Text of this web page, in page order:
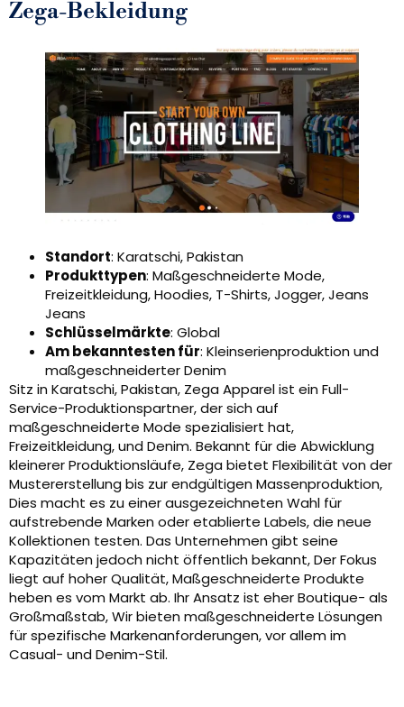
Zega-Bekleidung
Standort: Karatschi, Pakistan
Produkttypen: Maßgeschneiderte Mode,
Freizeitkleidung, Hoodies, T-Shirts, Jogger, Jeans
Jeans
Schlüsselmärkte: Global
Am bekanntesten für: Kleinserienproduktion und
maßgeschneiderter Denim
Sitz in Karatschi, Pakistan, Zega Apparel ist ein Full-
Service-Produktionspartner, der sich auf
maßgeschneiderte Mode spezialisiert hat,
Freizeitkleidung, und Denim. Bekannt für die Abwicklung
kleinerer Produktionsläufe, Zega bietet Flexibilität von der
Mustererstellung bis zur endgültigen Massenproduktion,
Dies macht es zu einer ausgezeichneten Wahl für
aufstrebende Marken oder etablierte Labels, die neue
Kollektionen testen. Das Unternehmen gibt seine
Kapazitäten jedoch nicht öffentlich bekannt, Der Fokus
liegt auf hoher Qualität, Maßgeschneiderte Produkte
heben es vom Markt ab. Ihr Ansatz ist eher Boutique- als
Großmaßstab, Wir bieten maßgeschneiderte Lösungen
für spezifische Markenanforderungen, vor allem im
Casual- und Denim-Stil.